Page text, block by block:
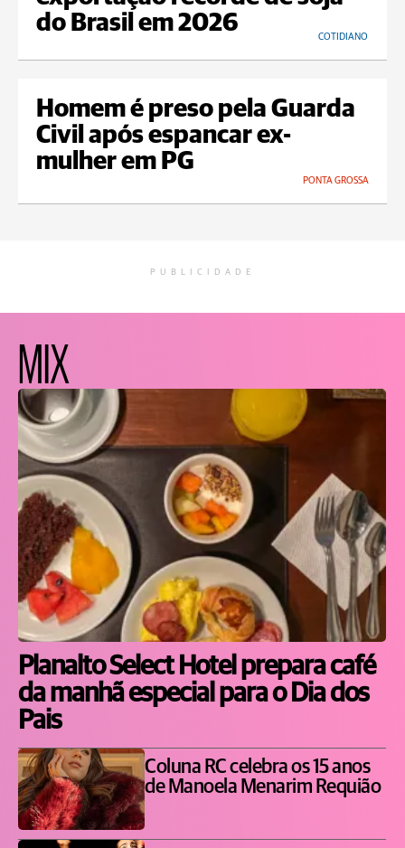
do Brasil em 2026
COTIDIANO
Homem é preso pela Guarda
Civil após espancar ex-
mulher em PG
PONTA GROSSA
PUBLICIDADE
MIX
Planalto Select Hotel prepara café
da manhã especial para o Dia dos
Pais
Coluna RC celebra os 15 anos
de Manoela Menarim Requião